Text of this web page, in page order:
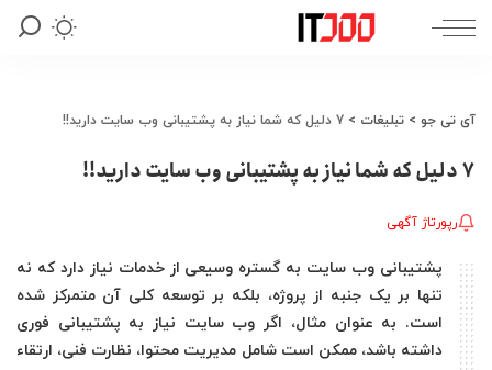
آی تی جو > تبلیغات > 7 دلیل که شما نیاز به پشتیبانی وب سایت دارید!!
7 دلیل که شما نیاز به پشتیبانی وب سایت دارید!!
رپورتاژ آگهی
پشتیبانی وب سایت به گستره وسیعی از خدمات نیاز دارد که نه
تنها بر یک جنبه از پروژه، بلکه بر توسعه کلی آن متمرکز شده
است. به عنوان مثال، اگر وب سایت نیاز به پشتیبانی فوری
داشته باشد، ممکن است شامل مدیریت محتوا، نظارت فنی، ارتقاء